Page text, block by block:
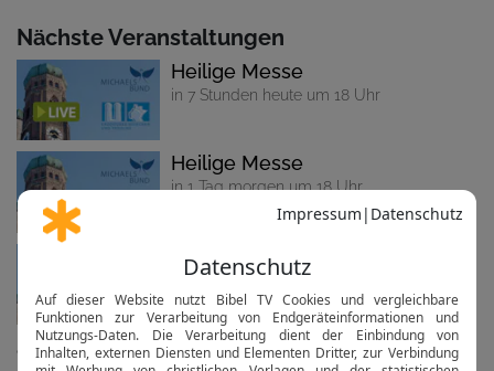
Nächste Veranstaltungen
Heilige Messe
in 7 Stunden heute um 18 Uhr
Heilige Messe
in 1 Tag morgen um 18 Uhr
Heilige Messe
in 3 Tagen am So um 10 Uhr
alle anzeigen...